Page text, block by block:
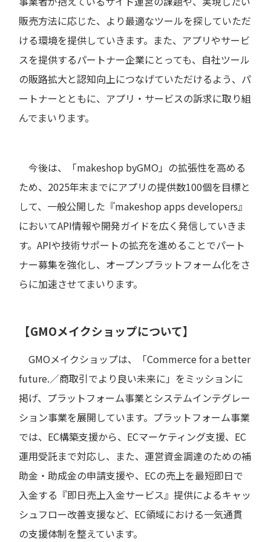
販売方法に応じた、より最適なツールを探していただ
ける環境を提供していきます。また、アプリやサービ
スを提供するパートナー企業にとっても、自社ツール
の販路拡大と認知向上につなげていただけるよう、パ
ートナーとともに、アプリ・サービスの訴求に取り組
んでまいります。
今後は、「makeshop byGMO」の拡張性を高める
ため、2025年末までにアプリの提供数100個を目標と
して、一般公開した『makeshop apps developers』
においてAPI情報や開発ガイドを広く発信していきま
す。APIや技術サポートの拡充を進めることでパート
ナー募集を強化し、オープンプラットフォーム化をさ
らに加速させてまいります。
【GMOメイクショップについて】
GMOメイクショップは、「Commerce for a better
future.／商取引でより良い未来に」をミッションに
掲げ、プラットフォーム事業とシステムインテグレー
ション事業を展開しています。プラットフォーム事業
では、EC構築支援から、ECマーケティング支援、EC
運用受託まで対応し、また、運営資金調達のための補
助金・助成金の申請支援や、ECの売上を最短即日で
入金する『即日売上入金サービス』提供によるキャッ
シュフロー改善支援など、EC領域における一気通貫
の支援体制を整えています。